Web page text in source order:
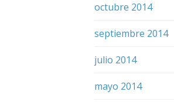
octubre 2014
septiembre 2014
julio 2014
mayo 2014